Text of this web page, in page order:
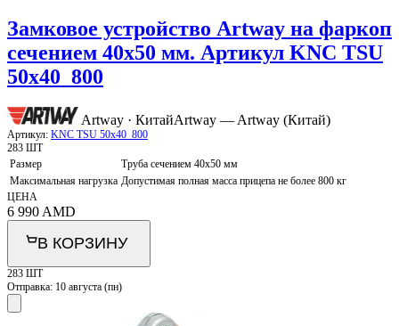
Замковое устройство Artway на фаркоп
сечением 40х50 мм. Артикул KNC TSU
50x40_800
Artway · КитайArtway — Artway (Китай)
Артикул: KNC TSU 50x40_800
283 ШТ
Размер
Труба сечением 40х50 мм
Максимальная нагрузка Допустимая полная масса прицепа не более 800 кг
ЦЕНА
6 990 AMD
В КОРЗИНУ
283 ШТ
Отправка: 10 августа (пн)